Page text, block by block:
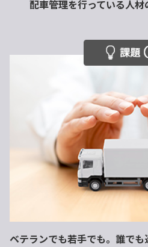
配車管理を行っている人材
ベテランでも若手でも。誰で